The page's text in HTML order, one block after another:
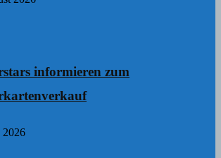
informieren zum
2026